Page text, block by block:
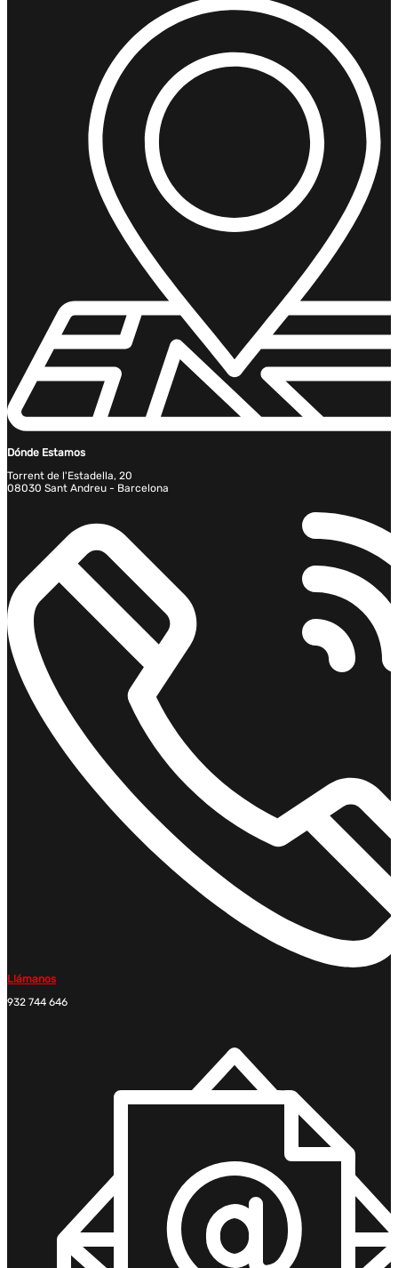
Dónde Estamos
Torrent de l'Estadella, 20
08030 Sant Andreu - Barcelona
Llámanos
932 744 646